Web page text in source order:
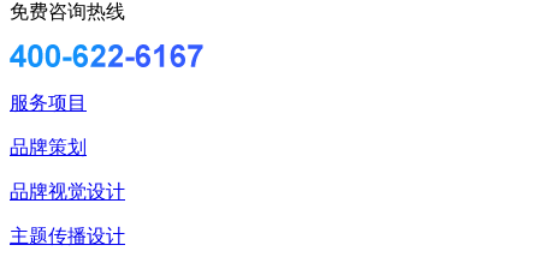
免费咨询热线
服务项目
品牌策划
品牌视觉设计
主题传播设计